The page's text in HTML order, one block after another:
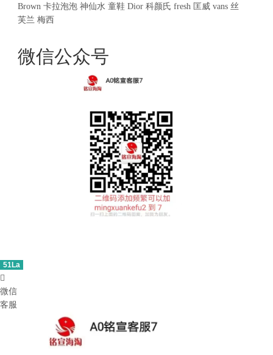
Brown 卡拉泡泡 神仙水 童鞋 Dior 科颜氏 fresh 匡威 vans 丝
芙兰 梅西
微信公众号
51La

微信
客服